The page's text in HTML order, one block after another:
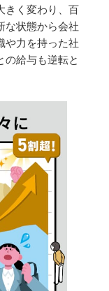
きく変わり、百
な状態から会社
や力を持った社
の給与も逆転と